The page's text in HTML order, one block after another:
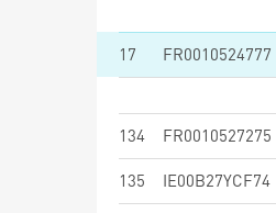
17 FR0010524777
134 FR0010527275
135 IE00B27YCF74